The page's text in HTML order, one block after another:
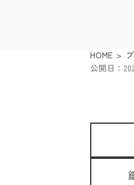
HOME
公開日：